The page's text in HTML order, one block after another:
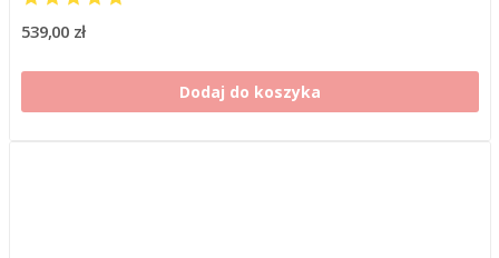
539,00 zł
Dodaj do koszyka